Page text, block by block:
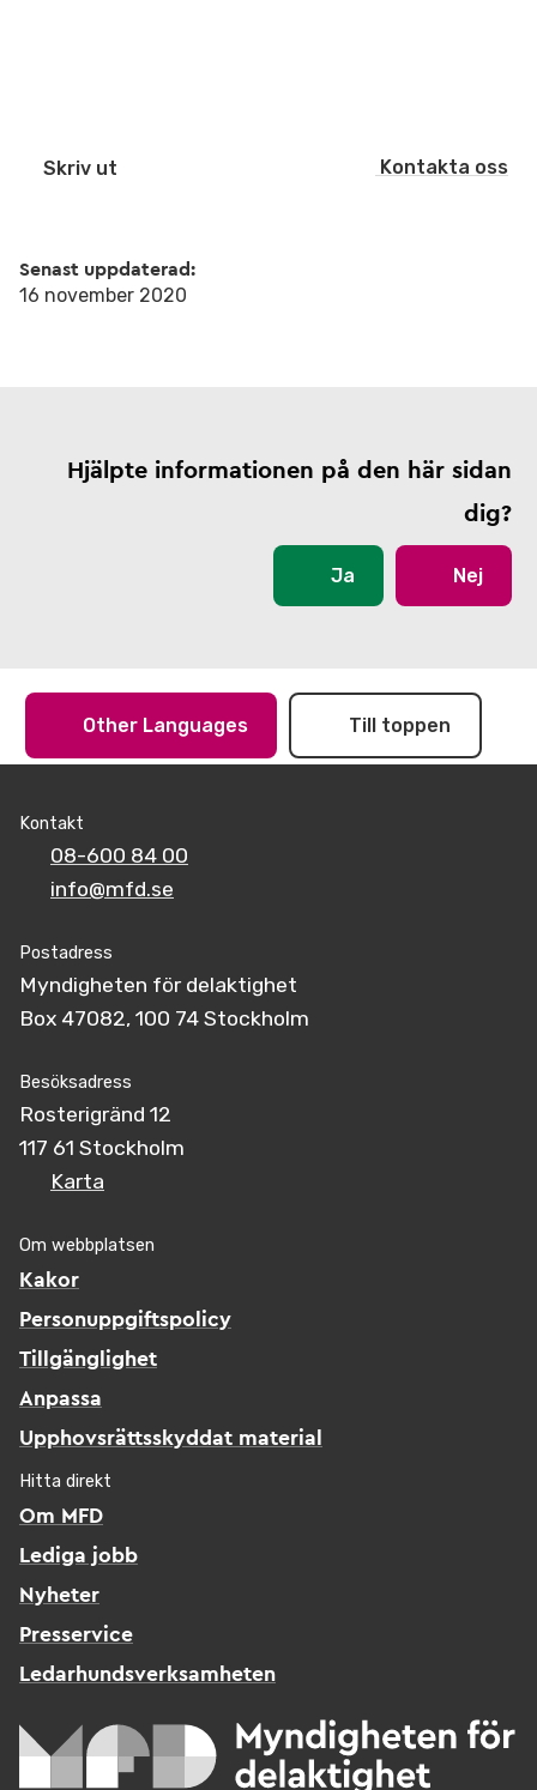
Skriv ut Kontakta oss
Senast uppdaterad:
16 november 2020
Hjälpte informationen på den här sidan
dig?
Ja Nej
Other Languages Till toppen
Kontakt
08-600 84 00
info@mfd.se
Postadress
Myndigheten för delaktighet
Box 47082, 100 74 Stockholm
Besöksadress
Rosterigränd 12
117 61 Stockholm
Karta
Om webbplatsen
Kakor
Personuppgiftspolicy
Tillgänglighet
Anpassa
Upphovsrättsskyddat material
Hitta direkt
Om MFD
Lediga jobb
Nyheter
Presservice
Ledarhundsverksamheten